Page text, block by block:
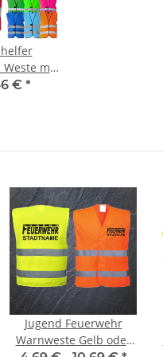
Weste mit
Aufdruck
€ *
Jugend Feuerwehr
Warnweste Gelb oder